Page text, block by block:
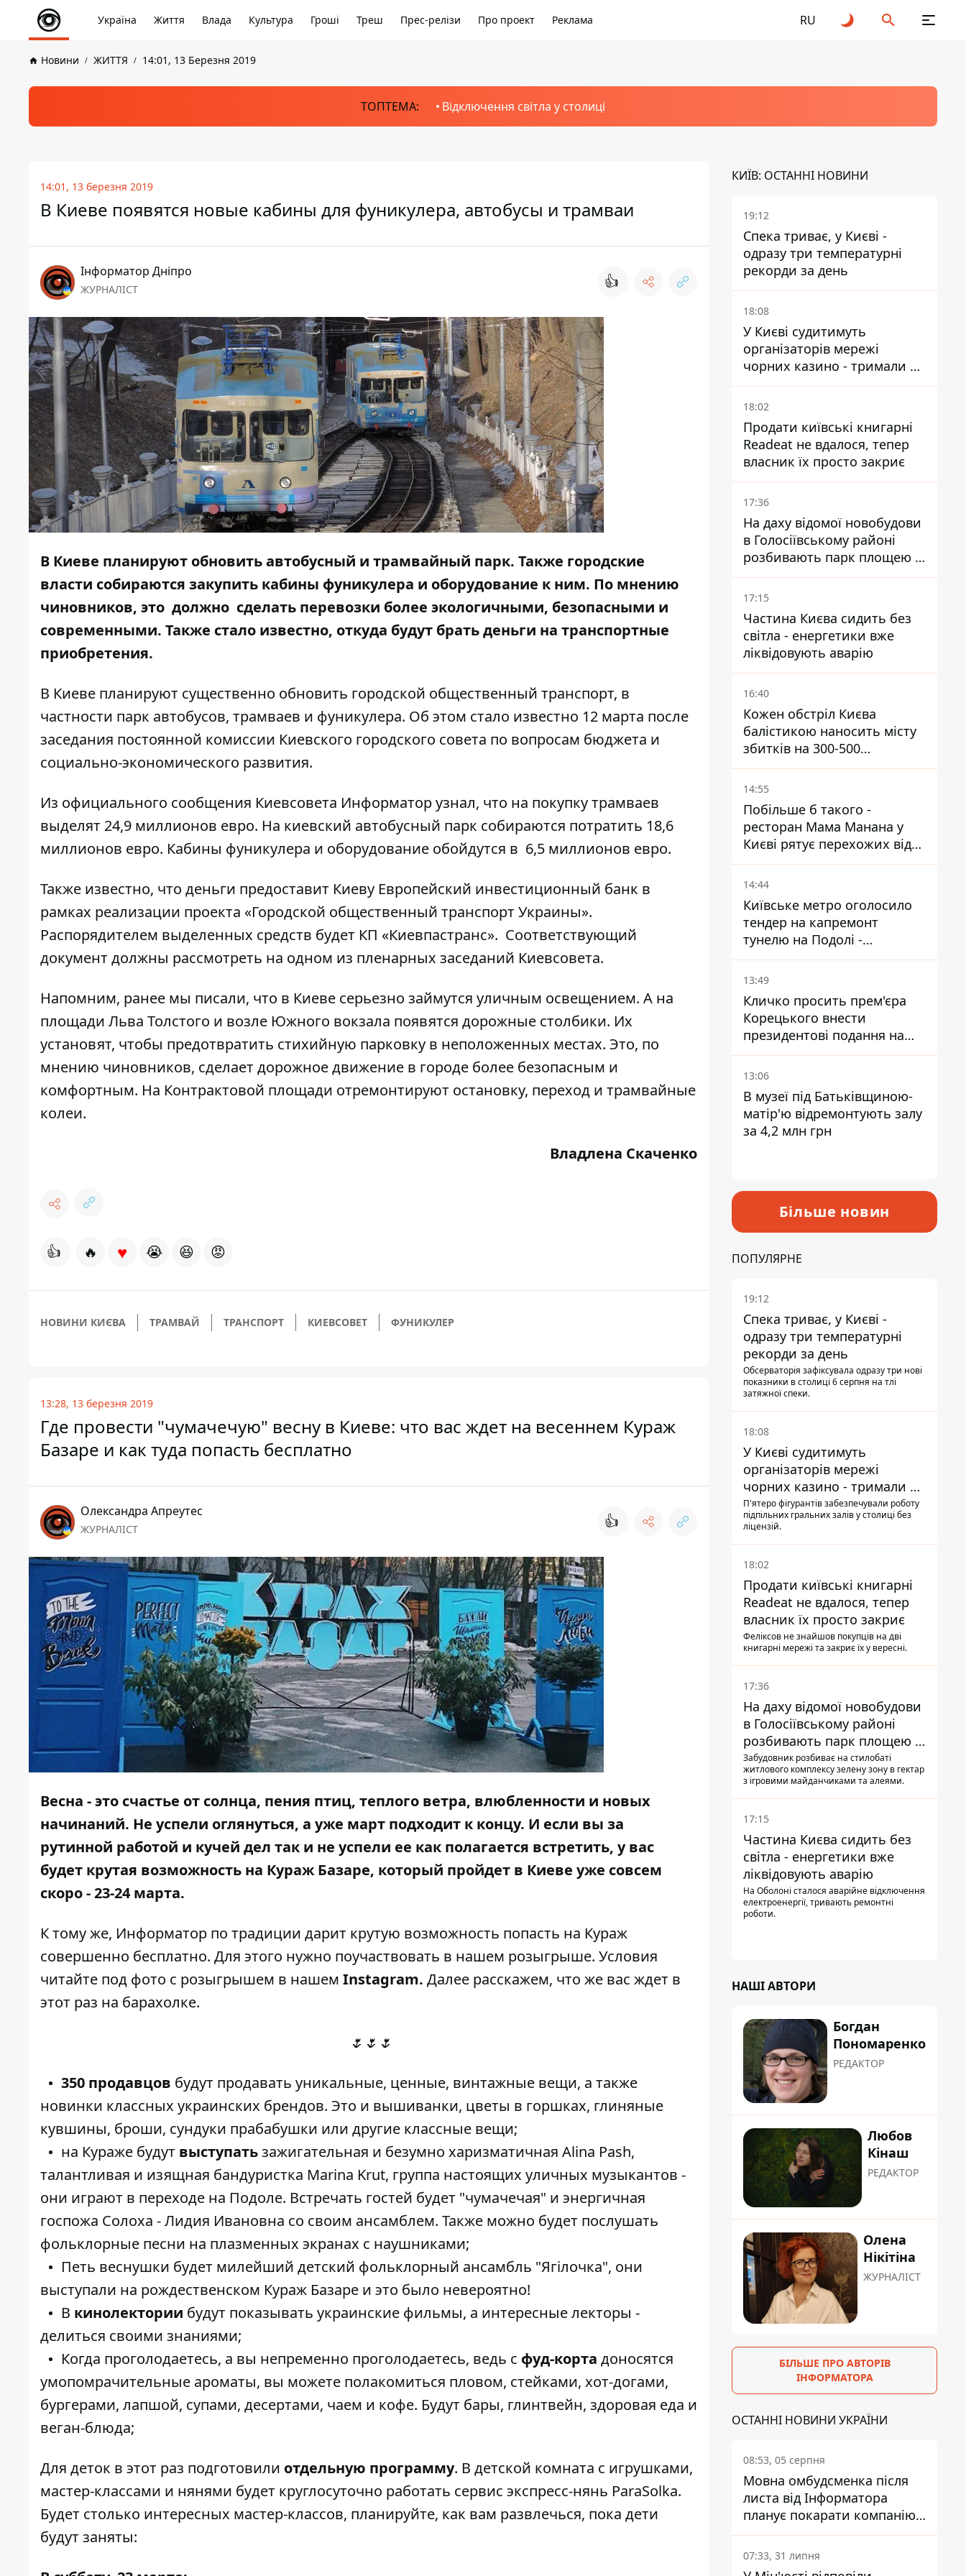
Україна Життя Влада Культура Гроші Треш Прес-релізи Про проект Реклама RU
Новини ЖИТТЯ 14:01, 13 Березня 2019
ТОПТЕМА: Відключення світла у столиці
14:01, 13 березня 2019
В Киеве появятся новые кабины для фуникулера, автобусы и трамваи
Інформатор Дніпро
ЖУРНАЛІСТ 👍
В Киеве планируют обновить автобусный и трамвайный парк. Также городские
власти собираются закупить кабины фуникулера и оборудование к ним. По мнению
чиновников, это должно сделать перевозки более экологичными, безопасными и
современными. Также стало известно, откуда будут брать деньги на транспортные
приобретения.
В Киеве планируют существенно обновить городской общественный транспорт, в
частности парк автобусов, трамваев и фуникулера. Об этом стало известно 12 марта после
заседания постоянной комиссии Киевского городского совета по вопросам бюджета и
социально-экономического развития.
Из официального сообщения Киевсовета Информаторузнал, что на покупку трамваев
выделят 24,9 миллионов евро. На киевский автобусный парк собираются потратить 18,6
миллионов евро. Кабины фуникулера и оборудование обойдутся в 6,5 миллионов евро.
Также известно, что деньги предоставит Киеву Европейский инвестиционный банк в
рамках реализации проекта «Городской общественный транспорт Украины».
Распорядителем выделенных средств будет КП «Киевпастранс». Соответствующий
документ должны рассмотреть на одном из пленарных заседаний Киевсовета.
Напомним, ранее мы писали, что в Киеве серьезно займутся уличным освещением. А на
площади Льва Толстого и возле Южного вокзала появятся дорожные столбики. Их
установят, чтобы предотвратить стихийную парковку в неположенных местах. Это, по
мнению чиновников, сделает дорожное движение в городе более безопасным и
комфортным. На Контрактовой площади отремонтируют остановку, переход и трамвайные
колеи.
Владлена Скаченко
👍 🔥 ♥ 😭 😆 😡
НОВИНИ КИЄВА ТРАМВАЙ ТРАНСПОРТ КИЕВСОВЕТ ФУНИКУЛЕР
13:28, 13 березня 2019
Где провести "чумачечую" весну в Киеве: что вас ждет на весеннем Кураж
Базаре и как туда попасть бесплатно
Олександра Апреутес
ЖУРНАЛІСТ 👍
Весна - это счастье от солнца, пения птиц, теплого ветра, влюбленности и новых
начинаний. Не успели оглянуться, а уже март подходит к концу. И если вы за
рутинной работой и кучей дел так и не успели ее как полагается встретить, у вас
будет крутая возможность на Кураж Базаре, который пройдет в Киеве уже совсем
скоро - 23-24 марта.
К тому же, Информатор по традиции дарит крутую возможность попасть на Кураж
совершенно бесплатно. Для этого нужно поучаствовать в нашем розыгрыше. Условия
читайте под фото с розыгрышем в нашем Instagram. Далее расскажем, что же вас ждет в
этот раз на барахолке.
🌷🌷 🌷
350 продавцов будут продавать уникальные, ценные, винтажные вещи, а также
новинки классных украинских брендов. Это и вышиванки, цветы в горшках, глиняные
кувшины, броши, сундуки прабабушки или другие классные вещи;
на Кураже будут выступатьзажигательная и безумно харизматичная Alina Pash,
талантливая и изящная бандуристка Marina Krut, группа настоящих уличных музыкантов -
они играют в переходе на Подоле. Встречать гостей будет "чумачечая" и энергичная
госпожа Солоха - Лидия Ивановна со своим ансамблем. Также можно будет послушать
фольклорные песни на плазменных экранах с наушниками;
Петь веснушки будет милейший детский фольклорный ансамбль "Ягілочка", они
выступали на рождественском Кураж Базаре и это было невероятно!
В кинолектории будут показывать украинские фильмы, а интересные лекторы -
делиться своими знаниями;
Когда проголодаетесь, а вы непременно проголодаетесь, ведь с фуд-корта доносятся
умопомрачительные ароматы, вы можете полакомиться пловом, стейками, хот-догами,
бургерами, лапшой, супами, десертами, чаем и кофе. Будут бары, глинтвейн, здоровая еда и
веган-блюда;
Для деток в этот раз подготовили отдельную программу. В детской комната с игрушками,
мастер-классами и нянями будет круглосуточно работать сервис экспресс-нянь ParaSolka.
Будет столько интересных мастер-классов, планируйте, как вам развлечься, пока дети
будут заняты:
КИЇВ: ОСТАННІ НОВИНИ
19:12
Спека триває, у Києві -
одразу три температурні
рекорди за день
18:08
У Києві судитимуть
організаторів мережі
чорних казино - тримали 39
закладів
18:02
Продати київські книгарні
Readeat не вдалося, тепер
власник їх просто закриє
17:36
На даху відомої новобудови
в Голосіївському районі
розбивають парк площею в
гектар
17:15
Частина Києва сидить без
світла - енергетики вже
ліквідовують аварію
16:40
Кожен обстріл Києва
балістикою наносить місту
збитків на 300-500
мільйонів - Петро
Пантелеєв
14:55
Побільше б такого -
ресторан Мама Манана у
Києві рятує перехожих від
спеки
14:44
Київське метро оголосило
тендер на капремонт
тунелю на Подолі -
триватиме майже два роки
13:49
Кличко просить прем'єра
Корецького внести
президентові подання на
звільнення володаря
Троєщини Бахматова
13:06
В музеї під Батьківщиною-
матір'ю відремонтують залу
за 4,2 млн грн
Більше новин
ПОПУЛЯРНЕ
19:12
Спека триває, у Києві -
одразу три температурні
рекорди за день
Обсерваторія зафіксувала одразу три нові
показники в столиці 6 серпня на тлі
затяжної спеки.
18:08
У Києві судитимуть
організаторів мережі
чорних казино - тримали 39
закладів
П'ятеро фігурантів забезпечували роботу
підпільних гральних залів у столиці без
ліцензій.
18:02
Продати київські книгарні
Readeat не вдалося, тепер
власник їх просто закриє
Феліксов не знайшов покупців на дві
книгарні мережі та закриє їх у вересні.
17:36
На даху відомої новобудови
в Голосіївському районі
розбивають парк площею в
гектар
Забудовник розбиває на стилобаті
житлового комплексу зелену зону в гектар
з ігровими майданчиками та алеями.
17:15
Частина Києва сидить без
світла - енергетики вже
ліквідовують аварію
На Оболоні сталося аварійне відключення
електроенергії, тривають ремонтні
роботи.
НАШІ АВТОРИ
Богдан
Пономаренко
РЕДАКТОР
Любов
Кінаш
РЕДАКТОР
Олена
Нікітіна
ЖУРНАЛІСТ
БІЛЬШЕ ПРО АВТОРІВ
ІНФОРМАТОРА
ОСТАННІ НОВИНИ УКРАЇНИ
08:53, 05 серпня
Мовна омбудсменка після
листа від Інформатора
планує покарати компанію-
підрядника ПриватБанку
07:33, 31 липня